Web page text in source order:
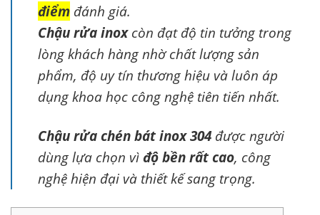
điểm đánh giá.
Chậu rửa inoxcòn đạt độ tin tưởng trong
lòng khách hàng nhờ chất lượng sản
phẩm, độ uy tín thương hiệu và luôn áp
dụng khoa học công nghệ tiên tiến nhất.
Chậu rửa chén bát inox 304được người
dùng lựa chọn vìđộ bền rất cao, công
nghệ hiện đại và thiết kế sang trọng.